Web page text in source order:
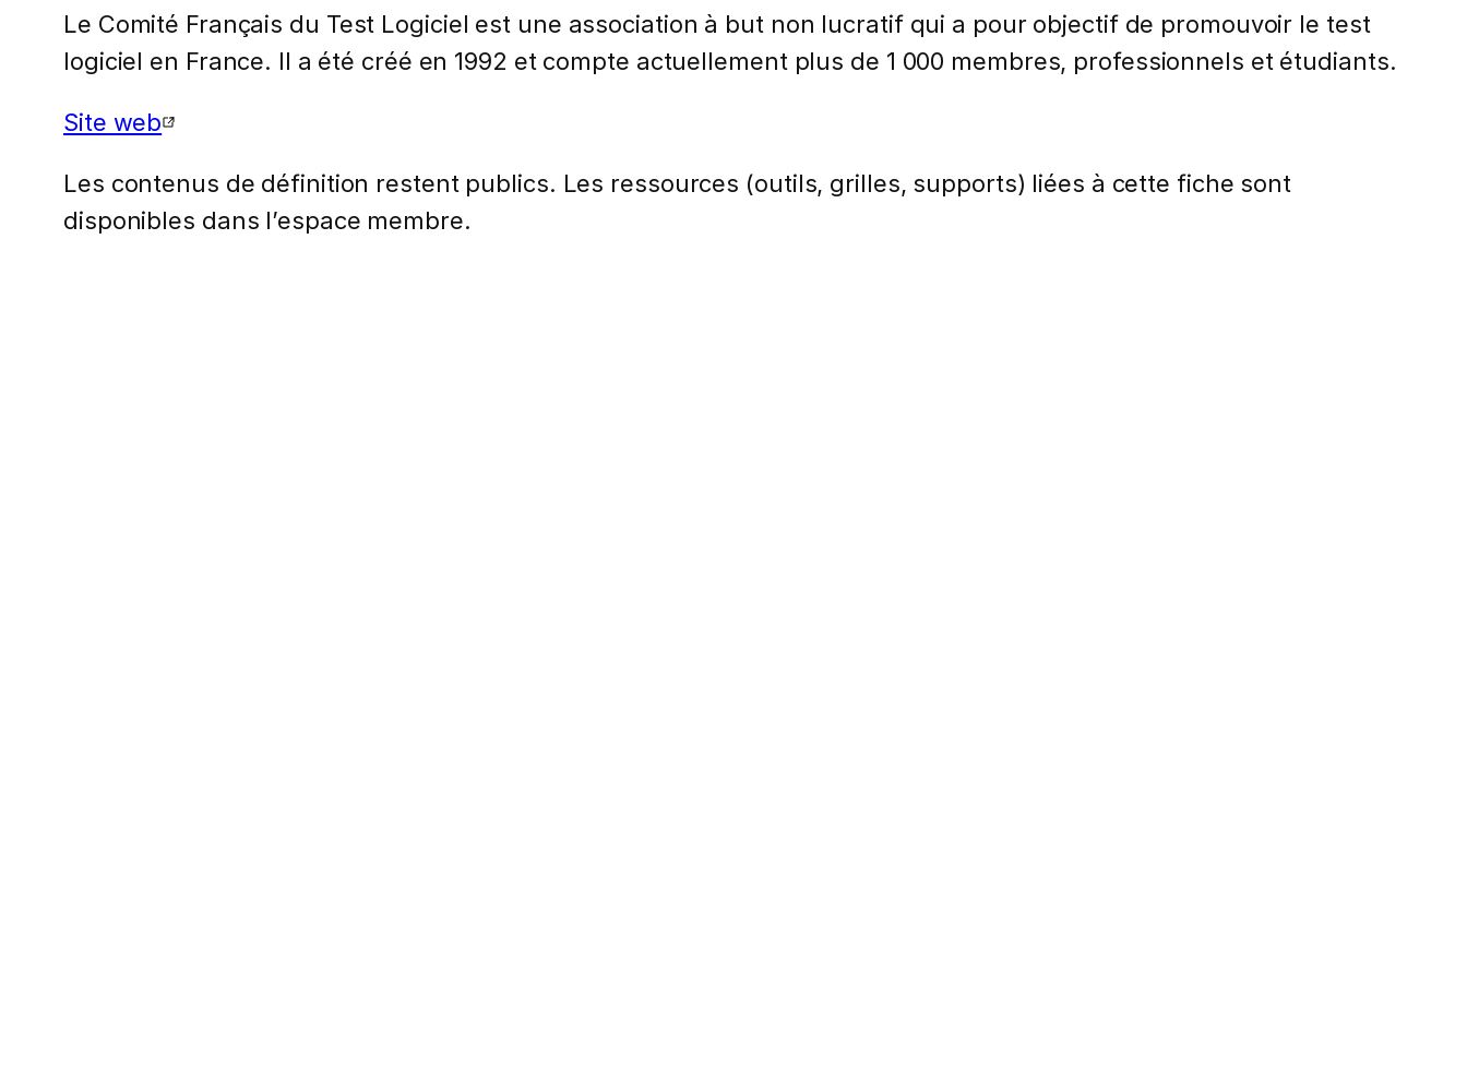
Le Comité Français du Test Logiciel est une association à but non lucratif qui a pour objectif de promouvoir le test
logiciel en France. Il a été créé en 1992 et compte actuellement plus de 1 000 membres, professionnels et étudiants.
Site web
Les contenus de définition restent publics. Les ressources (outils, grilles, supports) liées à cette fiche sont
disponibles dans l’espace membre.